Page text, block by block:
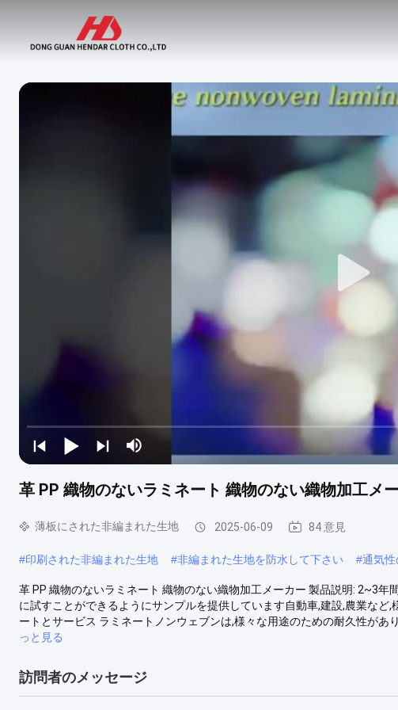
革 PP 織物のないラミネート 織物のない織物加工メ
薄板にされた非編まれた生地 2025-06-09 84 意見
#印刷された非編まれた生地 #非編まれた生地を防水して下さい #通気
革 PP 織物のないラミネート 織物のない織物加工メーカー 製品説明: 2~3
に試すことができるようにサンプルを提供しています自動車,建設,農業など
ートとサービス ラミネートノンウェブンは,様々な用途のための耐久性があ
っと見る
訪問者のメッセージ